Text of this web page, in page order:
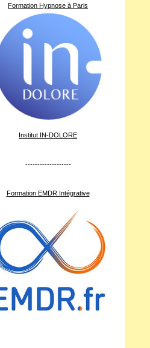
Formation Hypnose à Paris
Institut IN-DOLORE
-------------------
Formation EMDR Intégrative